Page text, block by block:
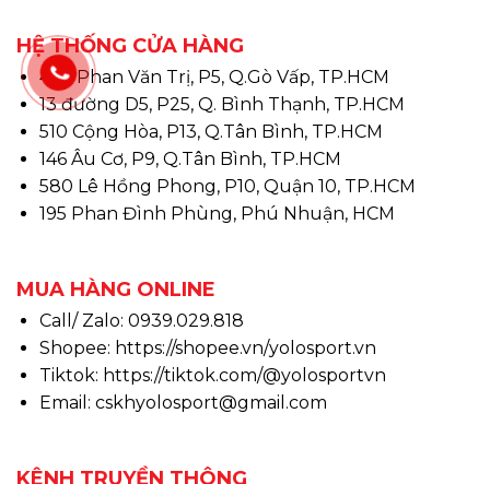
HỆ THỐNG CỬA HÀNG
497 Phan Văn Trị, P5, Q.Gò Vấp, TP.HCM
13 đường D5, P25, Q. Bình Thạnh, TP.HCM
510 Cộng Hòa, P13, Q.Tân Bình, TP.HCM
146 Âu Cơ, P9, Q.Tân Bình, TP.HCM
580 Lê Hồng Phong, P10, Quận 10, TP.HCM
195 Phan Đình Phùng, Phú Nhuận, HCM
MUA HÀNG ONLINE
Call/ Zalo: 0939.029.818
Shopee: https://shopee.vn/yolosport.vn
Tiktok: https://tiktok.com/@yolosportvn
Email: cskhyolosport@gmail.com
KÊNH TRUYỀN THÔNG